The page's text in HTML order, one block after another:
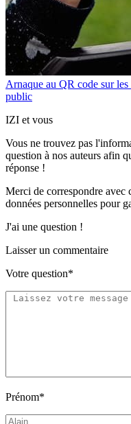
Arnaque au QR code sur les
public
IZI et vous
Vous ne trouvez pas
question à nos auteurs afin
réponse !
Merci de correspondre avec
données personnelles pour
J'ai une question !
Laisser un commentaire
Votre question*
Prénom*